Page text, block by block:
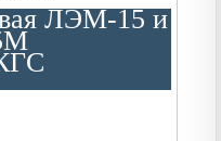
ЛЭМ-15 и